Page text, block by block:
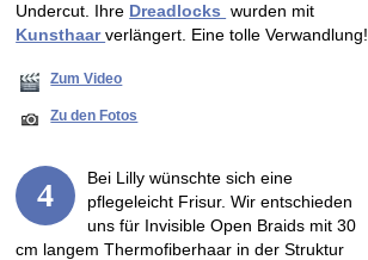
Undercut. Ihre Dreadlocks wurden mit
Kunsthaarverlängert. Eine tolle Verwandlung!
Zum Video
Zu den Fotos
4
Bei Lilly wünschte sich eine
pflegeleicht Frisur. Wir entschieden
uns für Invisible Open Braids mit 30
cm langem Thermofiberhaar in der Struktur